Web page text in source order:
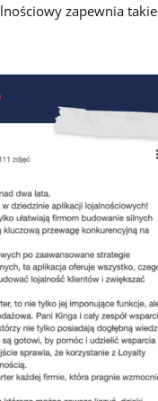
zapewnia takie